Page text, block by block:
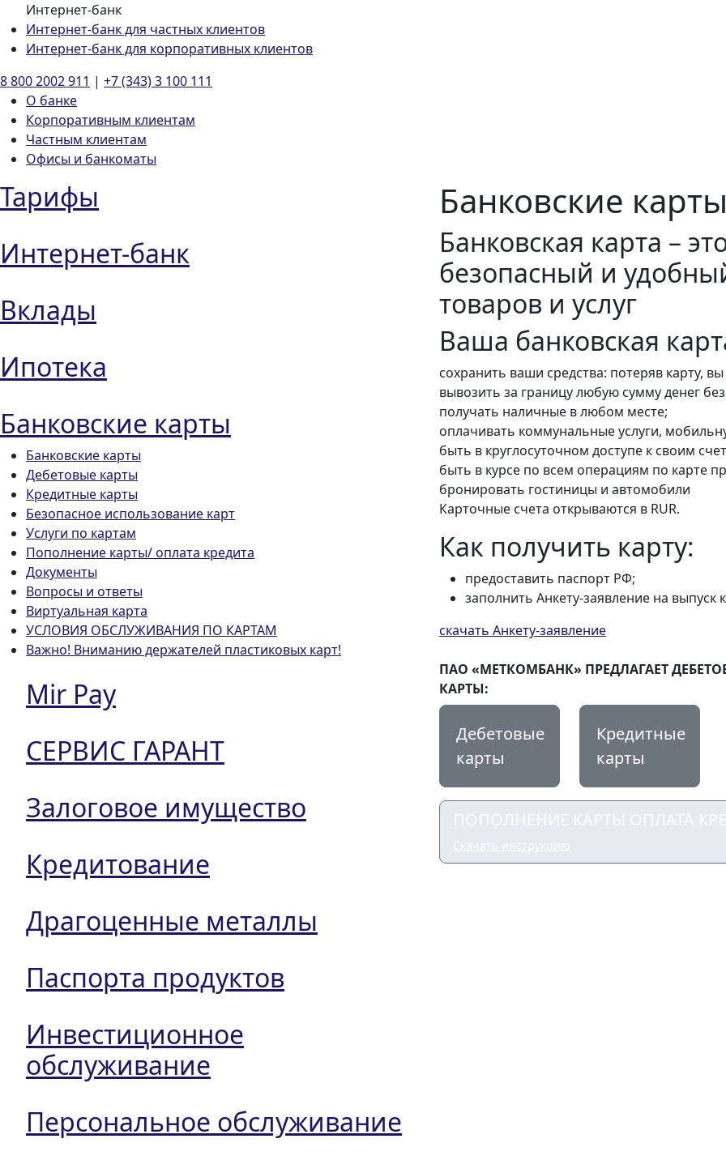
Интернет-банк
Интернет-банк для частных клиентов
Интернет-банк для корпоративных клиентов
8 800 2002 911 | +7 (343) 3 100 111
О банке
Корпоративным клиентам
Частным клиентам
Офисы и банкоматы
Тарифы
Интернет-банк
Вклады
Ипотека
Банковские карты
Банковские карты
Дебетовые карты
Кредитные карты
Безопасное использование карт
Услуги по картам
Пополнение карты/ оплата кредита
Документы
Вопросы и ответы
Виртуальная карта
УСЛОВИЯ ОБСЛУЖИВАНИЯ ПО КАРТАМ
Важно! Вниманию держателей пластиковых карт!
Mir Pay
СЕРВИС ГАРАНТ
Залоговое имущество
Кредитование
Драгоценные металлы
Паспорта продуктов
Инвестиционное
обслуживание
Персональное обслуживание
Банковские карты
Банковская карта –
безопасный и
товаров и услуг
Ваша банковская
сохранить ваши средства: потеряв карту,
вывозить за границу любую сумму денег
получать наличные в любом месте;
оплачивать коммунальные услуги,
быть в круглосуточном доступе к своим
быть в курсе по всем операциям по карте
бронировать гостиницы и автомобили
Карточные счета открываются в RUR.
Как получить карту:
предоставить паспорт РФ;
заполнить Анкету-заявление на
скачать Анкету-заявление
ПАО «МЕТКОМБАНК» ПРЕДЛАГАЕТ
КАРТЫ:
Дебетовые
карты
Кредитные
карты
ПОПОЛНЕНИЕ КАРТЫ ОПЛАТА
Скачать инструкцию